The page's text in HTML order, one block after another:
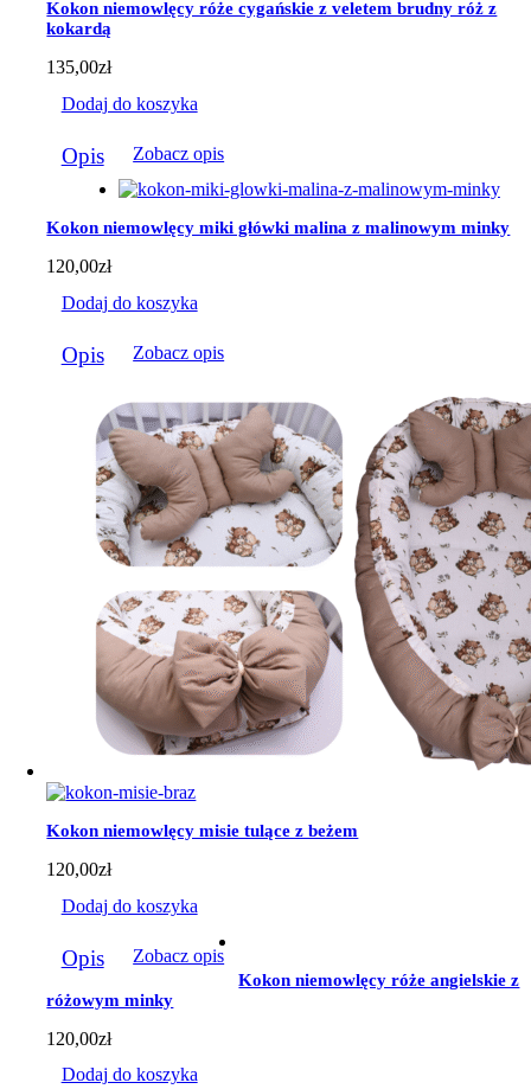
wybrać
na
stronie
produktu
Kokon niemowlęcy róże cygańskie z veletem brudny róż z
kokardą
135,00zł
Dodaj do koszyka
Opis Zobacz opis
Kokon niemowlęcy miki główki malina z malinowym minky
120,00zł
Dodaj do koszyka
Opis Zobacz opis
Kokon niemowlęcy misie tulące z beżem
120,00zł
Dodaj do koszyka
Opis Zobacz opis
Kokon niemowlęcy róże angielskie z
różowym minky
120,00zł
Dodaj do koszyka